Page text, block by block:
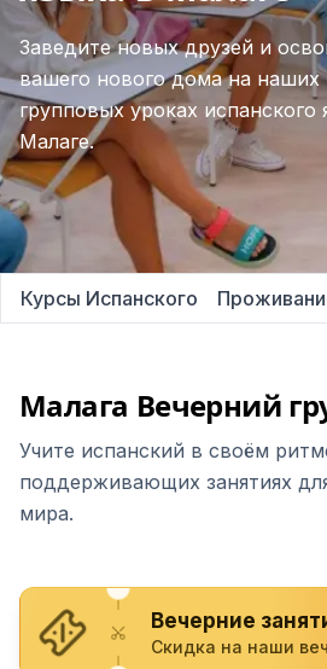
Заведите новых друзей и
вашего нового дома на наших
групповых уроках испанского
Малаге.
Курсы Испанского
Малага Вечерний
Учите испанский в своём
поддерживающих занятиях
мира.
Вечерние
Скидка на наши